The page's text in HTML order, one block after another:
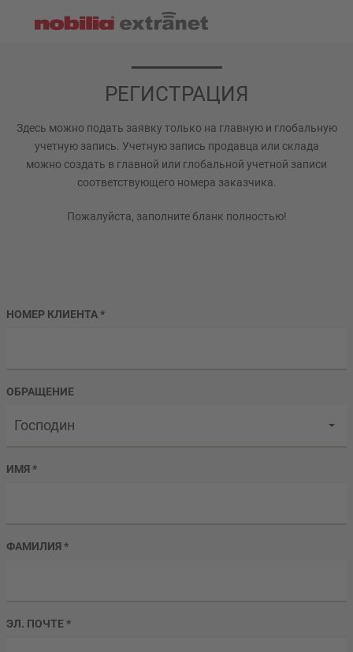
РЕГИСТРАЦИЯ
Здесь можно подать заявку только на главную и глобальную
учетную запись. Учетную запись продавца или склада
можно создать в главной или глобальной учетной записи
соответствующего номера заказчика.
Пожалуйста, заполните бланк полностью!
НОМЕР КЛИЕНТА*
ОБРАЩЕНИЕ
Господин
ИМЯ*
ФАМИЛИЯ*
ЭЛ. ПОЧТЕ*